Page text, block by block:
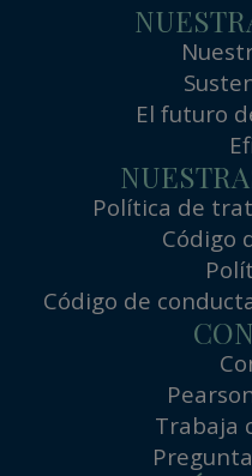
El futuro
Política de
Código
Código de
Trabaja